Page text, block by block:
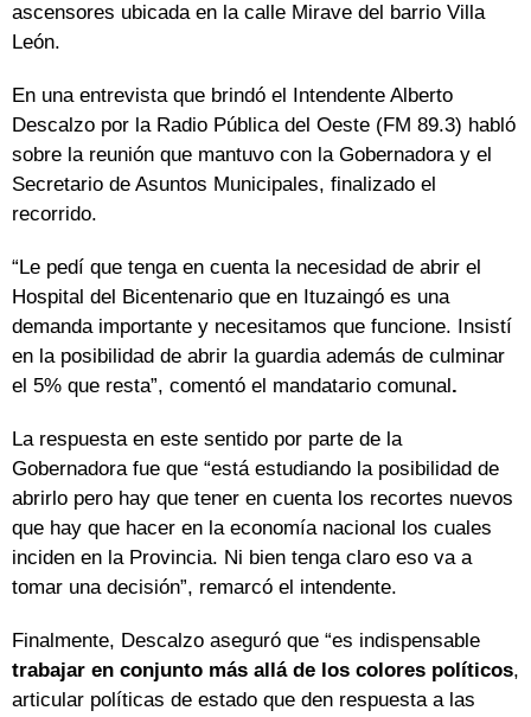
ascensores ubicada en la calle Mirave del barrio Villa
León.
En una entrevista que brindó el Intendente Alberto
Descalzo por la Radio Públicadel Oeste (FM 89.3) habló
sobre la reunión que mantuvo con la Gobernadoray el
Secretario de Asuntos Municipales, finalizado el
recorrido.
“Le pedí que tenga en cuenta la necesidad de abrir el
Hospital del Bicentenario que en Ituzaingó es una
demanda importante y necesitamos que funcione. Insistí
en la posibilidad de abrir la guardia además de culminar
el 5% que resta”, comentó el mandatario comunal.
La respuesta en este sentido por parte de la
Gobernadorafue que “está estudiando la posibilidad de
abrirlo pero hay que tener en cuenta los recortes nuevos
que hay que hacer en la economía nacional los cuales
inciden en la Provincia. Ni bien tenga claro eso va a
tomar una decisión”, remarcó el intendente.
Finalmente, Descalzo aseguró que “es indispensable
trabajar en conjunto más allá de los colores políticos,
articular políticas de estado que den respuesta a las